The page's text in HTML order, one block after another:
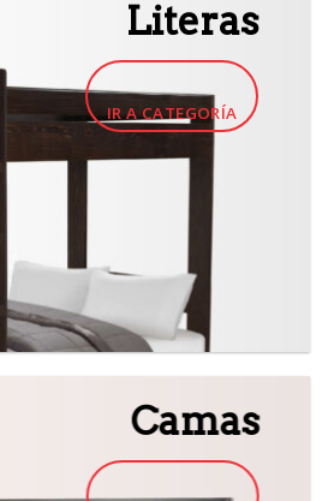
Literas
IR A CATEGORÍA
Camas